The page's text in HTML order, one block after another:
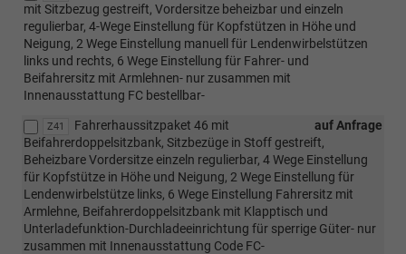
mit Sitzbezug gestreift, Vordersitze beheizbar und einzeln
regulierbar, 4-Wege Einstellung für Kopfstützen in Höhe und
Neigung, 2 Wege Einstellung manuell für Lendenwirbelstützen
links und rechts, 6 Wege Einstellung für Fahrer- und
Beifahrersitz mit Armlehnen- nur zusammen mit
Innenausstattung FC bestellbar-
Z41 auf Anfrage
Fahrerhaussitzpaket 46 mit
Beifahrerdoppelsitzbank, Sitzbezüge in Stoff gestreift,
Beheizbare Vordersitze einzeln regulierbar, 4 Wege Einstellung
für Kopfstütze in Höhe und Neigung, 2 Wege Einstellung für
Lendenwirbelstütze links, 6 Wege Einstellung Fahrersitz mit
Armlehne, Beifahrerdoppelsitzbank mit Klapptisch und
Unterladefunktion-Durchladeeinrichtung für sperrige Güter- nur
zusammen mit Innenausstattung Code FC-